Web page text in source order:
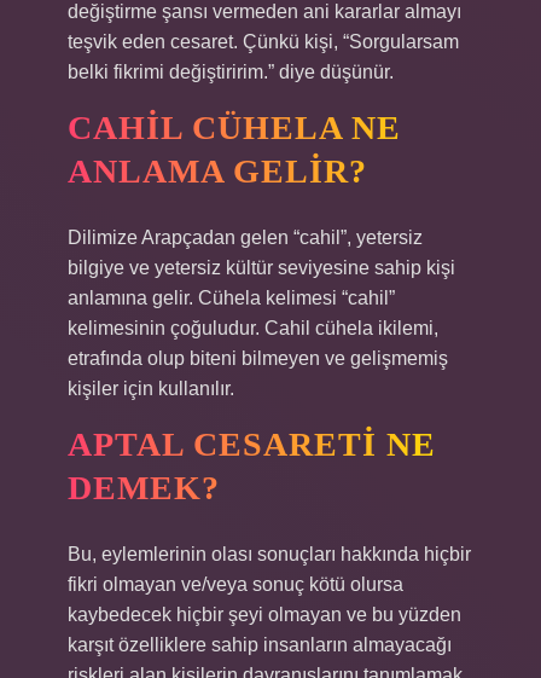
değiştirme şansı vermeden ani kararlar almayı
teşvik eden cesaret. Çünkü kişi, “Sorgularsam
belki fikrimi değiştiririm.” diye düşünür.
CAHIL CÜHELA NE
ANLAMA GELIR?
Dilimize Arapçadan gelen “cahil”, yetersiz
bilgiye ve yetersiz kültür seviyesine sahip kişi
anlamına gelir. Cühela kelimesi “cahil”
kelimesinin çoğuludur. Cahil cühela ikilemi,
etrafında olup biteni bilmeyen ve gelişmemiş
kişiler için kullanılır.
APTAL CESARETI NE
DEMEK?
Bu, eylemlerinin olası sonuçları hakkında hiçbir
fikri olmayan ve/veya sonuç kötü olursa
kaybedecek hiçbir şeyi olmayan ve bu yüzden
karşıt özelliklere sahip insanların almayacağı